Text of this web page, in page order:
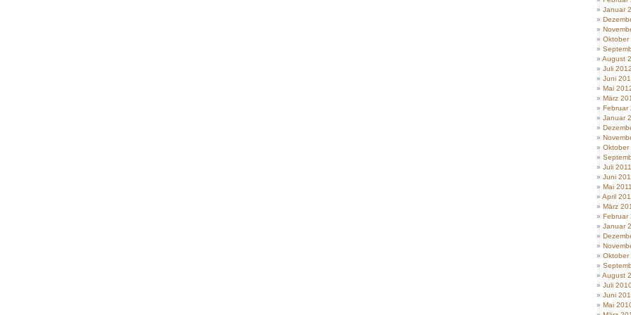
Januar
Oktober
August
Juli 2012
Juni
Mai
März
Februar
Januar
Oktober
Juli 2011
Juni
Mai 2011
April
März
Februar
Januar
Oktober
August
Juli
Juni
Mai